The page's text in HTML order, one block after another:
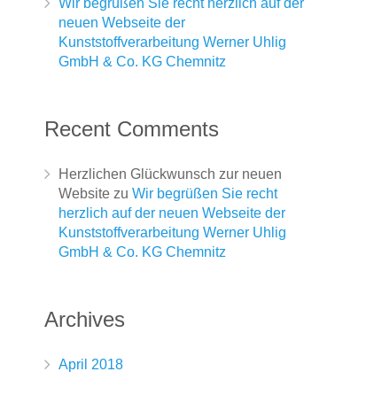
neuen Webseite der
Kunststoffverarbeitung Werner Uhlig
GmbH & Co. KG Chemnitz
Recent Comments
Herzlichen Glückwunsch zur neuen
Website zu Wir begrüßen Sie recht
herzlich auf der neuen Webseite der
Kunststoffverarbeitung Werner Uhlig
GmbH & Co. KG Chemnitz
Archives
April 2018